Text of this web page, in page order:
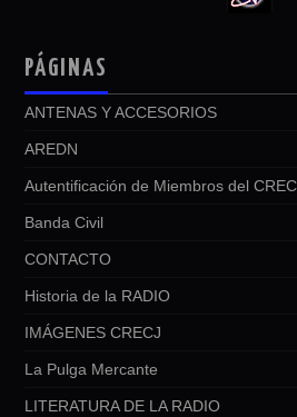
PÁGINAS
ANTENAS Y ACCESORIOS
AREDN
Autentificación de Miembros del
Banda Civil
CONTACTO
Historia de la RADIO
IMÁGENES CRECJ
La Pulga Mercante
LITERATURA DE LA RADIO